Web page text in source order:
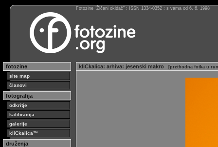
Fotozine “Žičani okidač” : ISSN 1334-0352 : s vama od 6. 6. 1998
fotozine
site map
članovi
fotografija
odkritje
kalibracija
galerije
kliCkalica™
druženja
kliCkalica: arhiva: jesenski makro [prethodna fotka u